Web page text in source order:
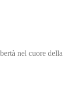
nel cuore della